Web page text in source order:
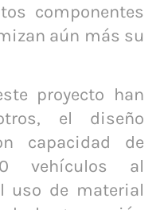
componentes
aún más su
proyecto han
el diseño
capacidad de
vehículos al
uso de material